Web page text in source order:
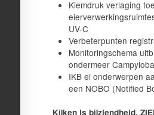
Kiemdruk verlaging
UV-C
Verbeterpunten
Monitoringschema
ondermeer
IKB ei onderwerpen
een NOBO (Notified
Kijken is bijziendheid,